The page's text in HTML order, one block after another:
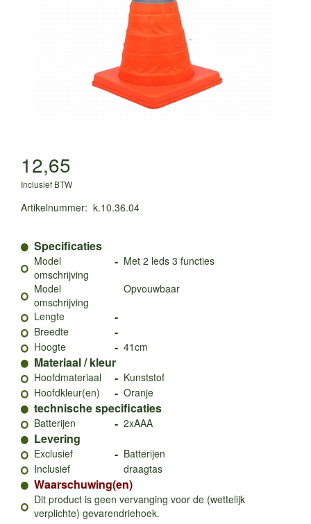
12,65
Inclusief BTW
Artikelnummer: k.10.36.04
Specificaties
Model
omschrijving
- Met 2 leds 3 functies
Model
omschrijving
Opvouwbaar
Lengte
-
Breedte -
Hoogte - 41cm
Materiaal / kleur
Hoofdmateriaal - Kunststof
Hoofdkleur(en)
- Oranje
technische specificaties
Batterijen - 2xAAA
Levering
Exclusief - Batterijen
Inclusief
draagtas
Waarschuwing(en)
Dit product is geen vervanging voor de (wettelijk
verplichte) gevarendriehoek.